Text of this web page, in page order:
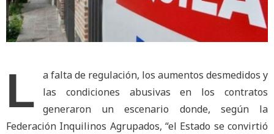
L
a falta de regulación, los aumentos desmedidos y
las condiciones abusivas en los contratos
generaron un escenario donde, según la
Federación Inquilinos Agrupados, “el Estado se convirtió